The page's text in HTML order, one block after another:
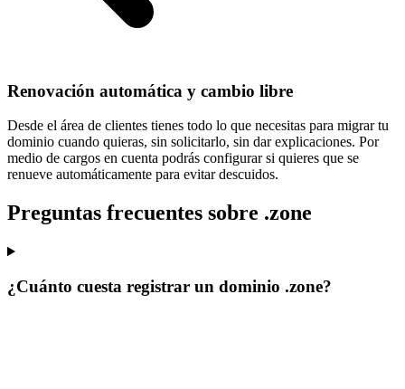
Renovación automática y cambio libre
Desde el área de clientes tienes todo lo que necesitas para migrar tu
dominio cuando quieras, sin solicitarlo, sin dar explicaciones. Por
medio de cargos en cuenta podrás configurar si quieres que se
renueve automáticamente para evitar descuidos.
Preguntas frecuentes sobre .zone
¿Cuánto cuesta registrar un dominio .zone?